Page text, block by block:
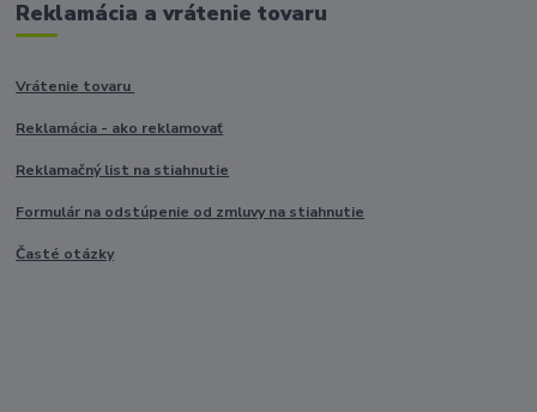
Reklamácia a vrátenie tovaru
Vrátenie tovaru
Reklamácia - ako reklamovať
Reklamačný list na stiahnutie
Formulár na odstúpenie od zmluvy na stiahnutie
Časté otázky